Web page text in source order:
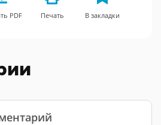
PDF Печать В закладки